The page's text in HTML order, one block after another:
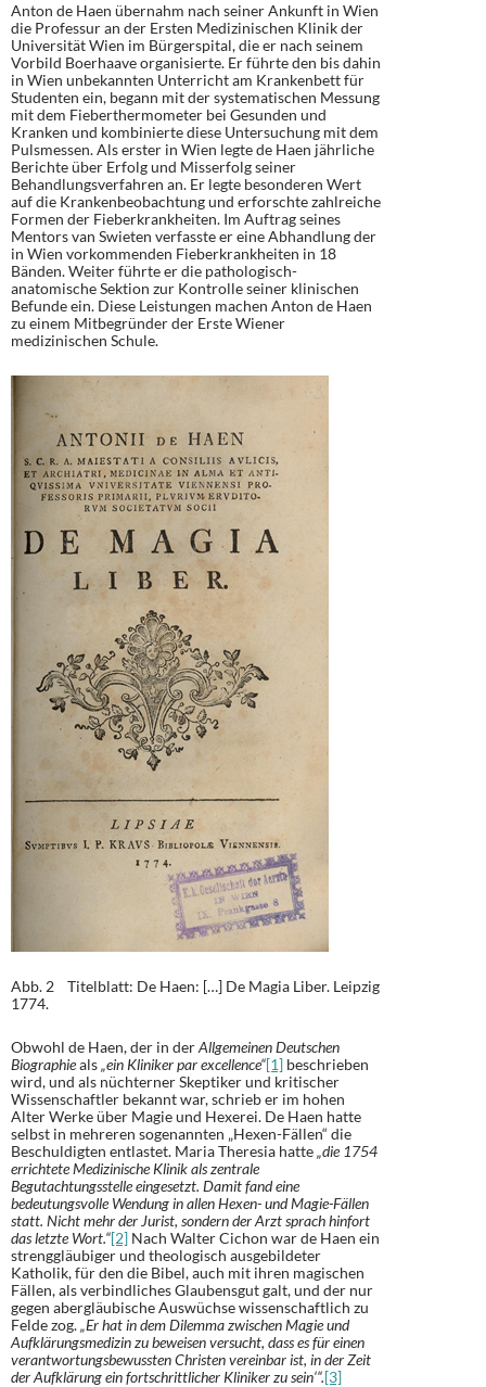
Anton de Haen übernahm nach seiner Ankunft in Wien
die Professur an der Ersten Medizinischen Klinik der
Universität Wien im Bürgerspital, die er nach seinem
Vorbild Boerhaave organisierte. Er führte den bis dahin
in Wien unbekannten Unterricht am Krankenbett für
Studenten ein, begann mit der systematischen Messung
mit dem Fieberthermometer bei Gesunden und
Kranken und kombinierte diese Untersuchung mit dem
Pulsmessen. Als erster in Wien legte de Haen jährliche
Berichte über Erfolg und Misserfolg seiner
Behandlungsverfahren an. Er legte besonderen Wert
auf die Krankenbeobachtung und erforschte zahlreiche
Formen der Fieberkrankheiten. Im Auftrag seines
Mentors van Swieten verfasste er eine Abhandlung der
in Wien vorkommenden Fieberkrankheiten in 18
Bänden. Weiter führte er die pathologisch-
anatomische Sektion zur Kontrolle seiner klinischen
Befunde ein. Diese Leistungen machen Anton de Haen
zu einem Mitbegründer der Erste Wiener
medizinischen Schule.
Abb. 2 Titelblatt: De Haen: […] De Magia Liber. Leipzig
1774.
Obwohl de Haen, der in derAllgemeinen Deutschen
Biographieals„ein Kliniker par excellence“[1] beschrieben
wird, und als nüchterner Skeptiker und kritischer
Wissenschaftler bekannt war, schrieb er im hohen
Alter Werke über Magie und Hexerei. De Haen hatte
selbst in mehreren sogenannten „Hexen-Fällen“ die
Beschuldigten entlastet. Maria Theresia hatte„die 1754
errichtete Medizinische Klinik als zentrale
Begutachtungsstelle eingesetzt. Damit fand eine
bedeutungsvolle Wendung in allen Hexen- und Magie-Fällen
statt. Nicht mehr der Jurist, sondern der Arzt sprach hinfort
das letzte Wort.“[2] Nach Walter Cichon war de Haen ein
strenggläubiger und theologisch ausgebildeter
Katholik, für den die Bibel, auch mit ihren magischen
Fällen, als verbindliches Glaubensgut galt, und der nur
gegen abergläubische Auswüchse wissenschaftlich zu
Felde zog.„Er hat in dem Dilemma zwischen Magie und
Aufklärungsmedizin zu beweisen versucht, dass es für einen
verantwortungsbewussten Christen vereinbar ist, in der Zeit
der Aufklärung ein fortschrittlicher Kliniker zu sein‘“.[3]